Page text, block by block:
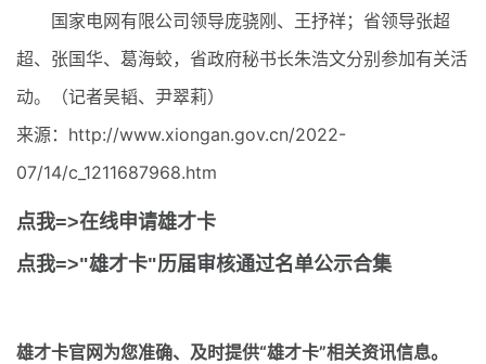
国家电网有限公司领导庞骁刚、王抒祥；省领导张超
超、张国华、葛海蛟，省政府秘书长朱浩文分别参加有关活
动。（记者吴韬、尹翠莉）
来源：http://www.xiongan.gov.cn/2022-
07/14/c_1211687968.htm
点我=>在线申请雄才卡
点我=>"雄才卡"历届审核通过名单公示合集
雄才卡官网为您准确、及时提供“雄才卡”相关资讯信息。